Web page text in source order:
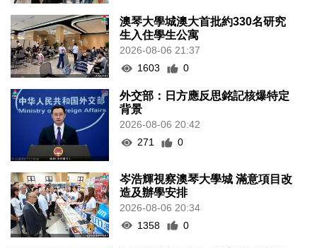
澳琴大學城澳大首批約330名研究
生入住學生公寓
2026-08-06 21:37
1603
0
外交部：日方應反思銘記核爆特定
背景
2026-08-06 20:42
271
0
岑浩輝視察澳琴大學城 滿意項目改
造及辦學安排
2026-08-06 20:34
1358
0